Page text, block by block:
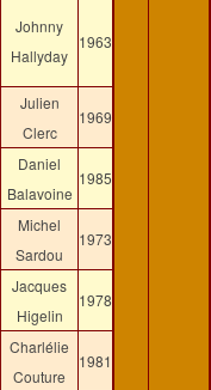
Johnny
Hallyday
1963
Julien
Clerc
1969
Daniel
Balavoine
1985
Michel
Sardou
1973
Jacques
Higelin
1978
Charlélie
Couture
1981